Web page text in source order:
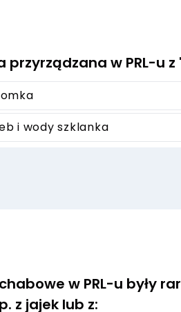
przyrządzana w PRL-u
i wody szklanka
w PRL-u były
z jajek lub z: